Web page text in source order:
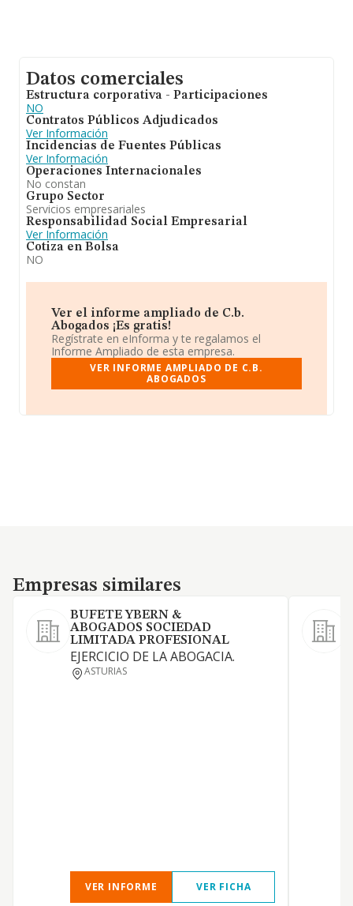
Datos comerciales
Estructura corporativa - Participaciones
NO
Contratos Públicos Adjudicados
Ver Información
Incidencias de Fuentes Públicas
Ver Información
Operaciones Internacionales
No constan
Grupo Sector
Servicios empresariales
Responsabilidad Social Empresarial
Ver Información
Cotiza en Bolsa
NO
Ver el informe ampliado de C.b.
Abogados ¡Es gratis!
Regístrate en eInforma y te regalamos el
Informe Ampliado de esta empresa.
VER INFORME AMPLIADO DE C.B.
ABOGADOS
Empresas similares
Empresas similares
BUFETE YBERN &
ABOGADOS SOCIEDAD
LIMITADA PROFESIONAL
EJERCICIO DE LA ABOGACIA.
ASTURIAS
VER INFORME VER FICHA